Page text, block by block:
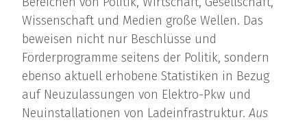
Wissenschaft und Medien große Wellen. Das
beweisen nicht nur Beschlüsse und
Förderprogramme seitens der Politik, sondern
ebenso aktuell erhobene Statistiken in Bezug
auf Neuzulassungen von Elektro-Pkw und
Neuinstallationen von Ladeinfrastruktur.Aus